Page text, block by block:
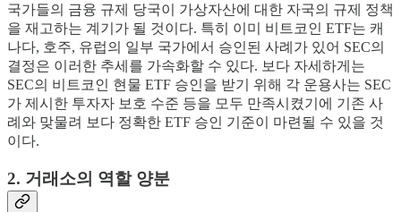
국가들의 금융 규제 당국이 가상자산에 대한 자국의 규제 정책
을 재고하는 계기가 될 것이다. 특히 이미 비트코인 ETF는 캐
나다, 호주, 유럽의 일부 국가에서 승인된 사례가 있어 SEC의
결정은 이러한 추세를 가속화할 수 있다. 보다 자세하게는
SEC의 비트코인 현물 ETF 승인을 받기 위해 각 운용사는 SEC
가 제시한 투자자 보호 수준 등을 모두 만족시켰기에 기존 사
례와 맞물려 보다 정확한 ETF 승인 기준이 마련될 수 있을 것
이다.
2. 거래소의 역할 양분